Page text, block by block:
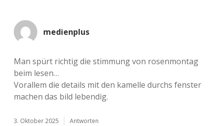
medienplus
Man spürt rich­tig die stim­mung von rosen­mon­tag
beim lesen…
Vor­al­lem die details mit den kamel­le durchs fens­ter
machen das bild lebendig.
3. Oktober 2025 Antworten